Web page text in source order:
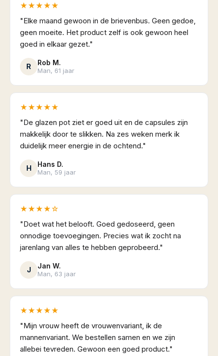
★★★★★
"Elke maand gewoon in de brievenbus. Geen gedoe,
geen moeite. Het product zelf is ook gewoon heel
goed in elkaar gezet."
R Rob M.
Man, 61 jaar
★★★★★
"De glazen pot ziet er goed uit en de capsules zijn
makkelijk door te slikken. Na zes weken merk ik
duidelijk meer energie in de ochtend."
H Hans D.
Man, 59 jaar
★★★★☆
"Doet wat het belooft. Goed gedoseerd, geen
onnodige toevoegingen. Precies wat ik zocht na
jarenlang van alles te hebben geprobeerd."
J Jan W.
Man, 63 jaar
★★★★★
"Mijn vrouw heeft de vrouwenvariant, ik de
mannenvariant. We bestellen samen en we zijn
allebei tevreden. Gewoon een goed product."